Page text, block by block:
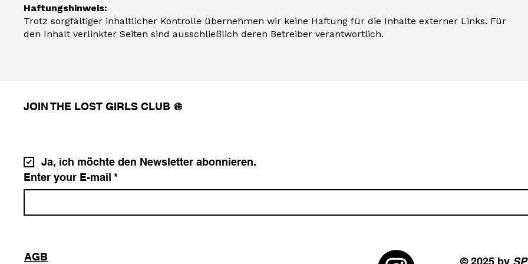
Haftungshinweis:
Trotz sorgfältiger inhaltlicher Kontrolle übernehmen wir keine Haftung für die Inhalte externer Links. Für
den Inhalt verlinkter Seiten sind ausschließlich deren Betreiber verantwortlich.
JOIN THE LOST GIRLS CLUB 🪩
Ja, ich möchte den Newsletter abonnieren.
Enter your E-mail *
AGB © 2025 by